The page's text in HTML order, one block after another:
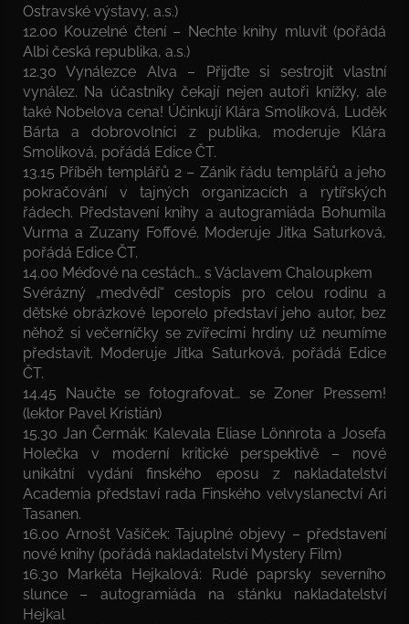
Ostravské výstavy, a.s.)
12.00 Kouzelné čtení – Nechte knihy mluvit (pořádá
Albi česká republika, a.s.)
12.30 Vynálezce Alva – Přijďte si sestrojit vlastní
vynález. Na účastníky čekají nejen autoři knížky, ale
také Nobelova cena! Účinkují Klára Smolíková, Luděk
Bárta a dobrovolníci z publika, moderuje Klára
Smolíková, pořádá Edice ČT.
13.15 Příběh templářů 2 – Zánik řádu templářů a jeho
pokračování v tajných organizacích a rytířských
řádech. Představení knihy a autogramiáda Bohumila
Vurma a Zuzany Foffové. Moderuje Jitka Saturková,
pořádá Edice ČT.
14.00 Méďové na cestách… s Václavem Chaloupkem
Svérázný „medvědí“ cestopis pro celou rodinu a
dětské obrázkové leporelo představí jeho autor, bez
něhož si večerníčky se zvířecími hrdiny už neumíme
představit. Moderuje Jitka Saturková, pořádá Edice
ČT.
14.45 Naučte se fotografovat… se Zoner Pressem!
(lektor Pavel Kristián)
15.30 Jan Čermák: Kalevala Eliase Lönnrota a Josefa
Holečka v moderní kritické perspektivě – nové
unikátní vydání finského eposu z nakladatelství
Academia představí rada Finského velvyslanectví Ari
Tasanen.
16.00 Arnošt Vašíček: Tajuplné objevy – představení
nové knihy (pořádá nakladatelství Mystery Film)
16.30 Markéta Hejkalová: Rudé paprsky severního
slunce – autogramiáda na stánku nakladatelství
Hejkal